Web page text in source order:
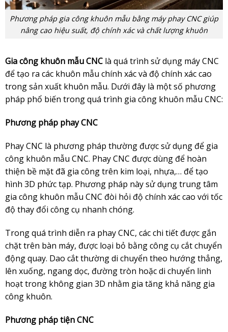
Phương pháp gia công khuôn mẫu bằng máy phay CNC giúp
nâng cao hiệu suất, độ chính xác và chất lượng khuôn
Gia công khuôn mẫu CNClà quá trình sử dụng máy CNC
để tạo ra các khuôn mẫu chính xác và độ chính xác cao
trong sản xuất khuôn mẫu. Dưới đây là một số phương
pháp phổ biến trong quá trình gia công khuôn mẫu CNC:
Phương pháp phay CNC
Phay CNC là phương pháp thường được sử dụng để gia
công khuôn mẫu CNC. Phay CNC được dùng để hoàn
thiện bề mặt đã gia công trên kim loại, nhựa,… để tạo
hình 3D phức tạp. Phương pháp này sử dụng trung tâm
gia công khuôn mẫu CNC đòi hỏi độ chính xác cao với tốc
độ thay đổi công cụ nhanh chóng.
Trong quá trình diễn ra phay CNC, các chi tiết được gắn
chặt trên bàn máy, được loại bỏ bằng công cụ cắt chuyển
động quay. Dao cắt thường di chuyển theo hướng thẳng,
lên xuống, ngang dọc, đường tròn hoặc di chuyển linh
hoạt trong không gian 3D nhằm gia tăng khả năng gia
công khuôn.
Phương pháp tiện CNC